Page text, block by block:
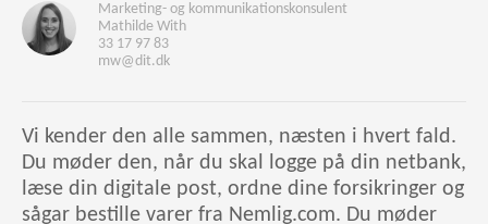
Marketing- og kommunikationskonsulent
Mathilde With
33 17 97 83
mw@dit.dk
Vi kender den alle sammen, næsten i hvert fald.
Du møder den, når du skal logge på din netbank,
læse din digitale post, ordne dine forsikringer og
sågar bestille varer fra Nemlig.com. Du møder